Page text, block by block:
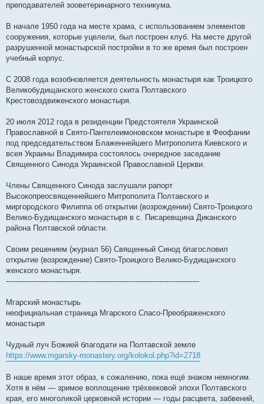
преподавателей зооветеринарного техникума.
В начале 1950 года на месте храма, с использованием элементов
сооружения, которые уцелели, был построен клуб. На месте другой
разрушенной монастырской постройки в то же время был построен
учебный корпус.
С 2008 года возобновляется деятельность монастыря как Троицкого
Великобудищанского женского скита Полтавского
Крестовоздвиженского монастыря.
20 июля 2012 года в резиденции Предстоятеля Украинской
Православной в Свято-Пантелеимоновском монастыре в Феофании
под председательством Блаженнейшего Митрополита Киевского и
всея Украины Владимира состоялось очередное заседание
Священного Синода Украинской Православной Церкви.
Члены Священного Синода заслушали рапорт
Высокопреосвященнейшего Митрополита Полтавского и
миргородского Филиппа об открытии (возрождении) Свято-Троицкого
Велико-Будищанского монастыря в с. Писаревщина Диканского
района Полтавской области.
Своим решением (журнал 56) Священный Синод благословил
открытие (возрождение) Свято-Троицкого Велико-Будищанского
женского монастыря.
----------------------------------------------------------------------------------
Мгарский монастырь
неофициальная страница Мгарского Спасо-Преображенского
монастыря
Чудный луч Божией благодати на Полтавской земле
https://www.mgarsky-monastery.org/kolokol.php?id=2718
В наше время этот образ, к сожалению, пока ещё знаком немногим.
Хотя в нём — зримое воплощение трёхвековой эпохи Полтавского
края, его многоликой церковной истории — годы расцвета, забвений,